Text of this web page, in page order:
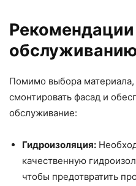
Помимо выбора
смонтировать фасад и
обслуживание:
Гидроизоляция:
качественную
чтобы предотвратить